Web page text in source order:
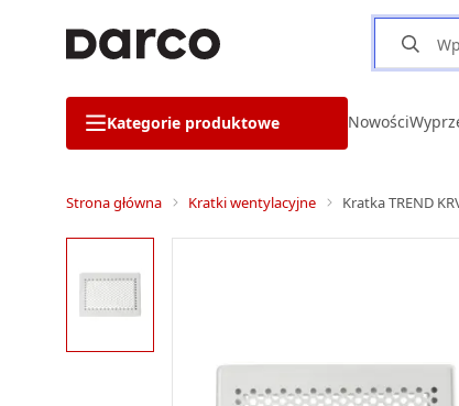
Kategorie produktowe Nowości
Strona główna Kratki wentylacyjne Kratka TREND